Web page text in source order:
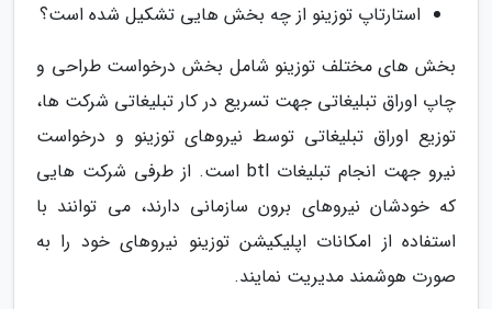
استارتاپ توزینو از چه بخش هایی تشکیل شده است؟
بخش های مختلف توزینو شامل بخش درخواست طراحی و
چاپ اوراق تبلیغاتی جهت تسریع در کار تبلیغاتی شرکت ها،
توزیع اوراق تبلیغاتی توسط نیروهای توزینو و درخواست
نیرو جهت انجام تبلیغات btl است. از طرفی شرکت هایی
که خودشان نیروهای برون سازمانی دارند، می توانند با
استفاده از امکانات اپلیکیشن توزینو نیروهای خود را به
صورت هوشمند مدیریت نمایند.